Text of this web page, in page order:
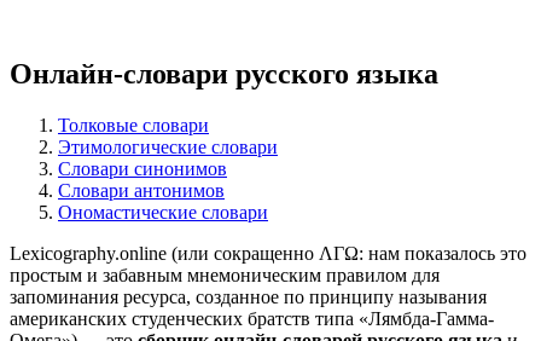
Онлайн-словари русского языка
Толковые словари
Этимологические словари
Словари синонимов
Словари антонимов
Ономастические словари
Lexicography.online (или сокращенно ΛΓΩ: нам показалось это
простым и забавным мнемоническим правилом для
запоминания ресурса, созданное по принципу называния
американских студенческих братств типа «Лямбда-Гамма-